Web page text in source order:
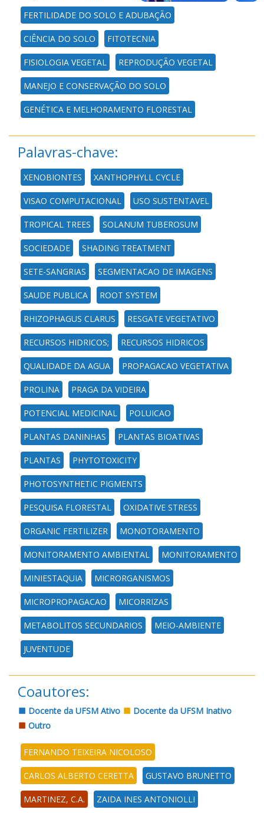
FERTILIDADE DO SOLO E ADUBAÇÃO
CIÊNCIA DO SOLO FITOTECNIA
FISIOLOGIA VEGETAL REPRODUÇÃO VEGETAL
MANEJO E CONSERVAÇÃO DO SOLO
GENÉTICA E MELHORAMENTO FLORESTAL
Palavras-chave:
XENOBIONTES XANTHOPHYLL CYCLE
VISAO COMPUTACIONAL USO SUSTENTAVEL
TROPICAL TREES SOLANUM TUBEROSUM
SOCIEDADE SHADING TREATMENT
SETE-SANGRIAS SEGMENTACAO DE IMAGENS
SAUDE PUBLICA ROOT SYSTEM
RHIZOPHAGUS CLARUS RESGATE VEGETATIVO
RECURSOS HIDRICOS; RECURSOS HIDRICOS
QUALIDADE DA AGUA PROPAGACAO VEGETATIVA
PROLINA PRAGA DA VIDEIRA
POTENCIAL MEDICINAL POLUICAO
PLANTAS DANINHAS PLANTAS BIOATIVAS
PLANTAS PHYTOTOXICITY
PHOTOSYNTHETIC PIGMENTS
PESQUISA FLORESTAL OXIDATIVE STRESS
ORGANIC FERTILIZER MONOTORAMENTO
MONITORAMENTO AMBIENTAL MONITORAMENTO
MINIESTAQUIA MICRORGANISMOS
MICROPROPAGACAO MICORRIZAS
METABOLITOS SECUNDARIOS MEIO-AMBIENTE
JUVENTUDE
Coautores:
Docente da UFSM Ativo
Docente da UFSM Inativo
Outro
FERNANDO TEIXEIRA NICOLOSO
CARLOS ALBERTO CERETTA GUSTAVO BRUNETTO
MARTINEZ, C.A. ZAIDA INES ANTONIOLLI